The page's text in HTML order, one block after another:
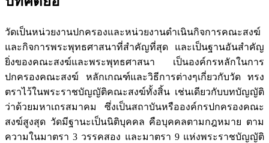
วัดเป็นหน่วยงานปกครองและหน่วยงานดำเนินกิจการคณะสงฆ์
และกิจการพระพุทธศาสนาที่สำคัญที่สุด และเป็นฐานอันสำคัญ
ยิ่งของคณะสงฆ์และพระพุทธศาสนา เป็นองค์กรหลักในการ
ปกครองคณะสงฆ์ หลักเกณฑ์และวิธีการต่างๆเกี่ยวกับวัด ทรง
ตราไว้ในพระราชบัญญัติคณะสงฆ์ทั้งสิ้น เช่นเดียวกับบทบัญญัติ
ว่าด้วยมหาเถรสมาคม ซึ่งเป็นสถาบันหรือองค์กรปกครองคณะ
สงฆ์สูงสุด วัดมีฐานะเป็นนิติบุคคล คือบุคคลตามกฎหมาย ตาม
ความในมาตรา 3 วรรคสอง และมาตรา 9 แห่งพระราชบัญญัติ